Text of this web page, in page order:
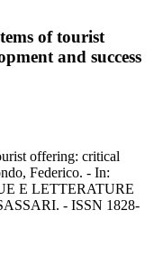
of tourist
and success
offering: critical
Federico. - In:
E LETTERATURE
- ISSN 1828-